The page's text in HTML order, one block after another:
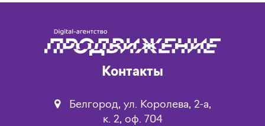
Контакты
Белгород, ул. Королева, 2-а,
к. 2, оф. 704